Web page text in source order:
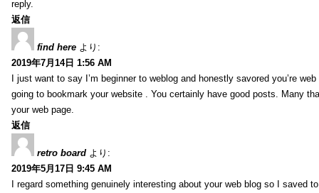
reply.
返信
find here より:
2019年7月14日 1:56 AM
I just want to say I’m beginner to weblog and honestly savored you’re
going to bookmark your website . You certainly have good posts. Many
your web page.
返信
retro board より:
2019年5月17日 9:45 AM
I regard something genuinely interesting about your web blog so I saved